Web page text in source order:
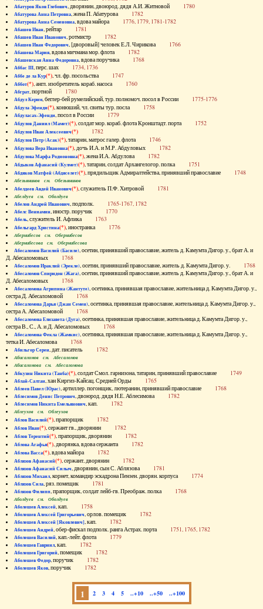
Абатуров Яков Глебович, дворянин, двоюрод. дядя А.И. Житновой 1780
Абатурова Анна Петровна, жена П. Абатурова 1782
Абатурова Анна Семеновна, вдова майора 1776, 1779, 1781-1782
Абашев Иван, рейтар 1781
Абашев Иван Иванович, ротмистр 1782
Абашев Иван Федорович, [дворовый] человек Е.Л. Чирикова 1766
Абашева Мария, вдова мичмана мор. флота 1782
Абашевская Анна Федоровна, вдова поручика 1768
Аббас III, перс. шах 1734, 1736
Аббе де ла Кур(*), чл. фр. посольства 1747
Аббот(*), англ. изобретатель кораб. насоса 1760
Абграт, портной 1780
Абдул Керим, беглер-бей румелийский, тур. полномоч. посол в России 1775-1776
Абдула Эфенди(*), конюший, чл. свиты тур. посла 1758
Абдуласах-Эфенди, посол в России 1779
Абдулов Даниил (Мамет)(*), солдат мор. кораб. флота Кронштадт. порта 1752
Абдулов Иван Алексеевич(*) 1782
Абдулов Петр (Асак)(*), татарин, матрос галер. флота 1746
Абдулова Вера Ивановна(*), дочь И.А. и М.Р. Абдуловых 1782
Абдулова Марфа Родионовна(*), жена И.А. Абдулова 1782
Абдыков Афанасий (Кулмет)(*), татарин, солдат Архангелогор. полка 1751
Абдяков Матфей (Абдяселет)(*), прядильщик Адмиралтейства, принявший православие 1748
Абезьянинов см. Обезьянинов
Абелдеев Авдей Иванович(*), служитель П.Ф. Хитровой 1781
Абелдуев см. Оболдуев
Абелов Андрей Иванович, подполк. 1765-1767, 1782
Абелс Вениамин, иностр. поручик 1770
Абель, служитель И. Афлика 1763
Абельгард Христина(*), иностранка 1776
Абернибесов см. Обернибесов
Абернибесова см. Обернибесова
Абесаломов Василий (Басиле), осетин, принявший православие, житель д. Камумта Дигор. у., брат А. и
Д. Абесаломовых 1768
Абесаломов Ираклий (Эрекле), осетин, принявший православие, житель д. Камумта Дигор. у. 1768
Абесаломов Спиридон (Жага), осетин, принявший православие, житель д. Камумта Дигор. у., брат А. и
Д. Абесаломовых 1768
Абесаломова Агрипина (Жантуте), осетинка, принявшая православие, жительница д. Камумта Дигор. у.,
сестра Д. Абесаломовой 1768
Абесаломова Дарья (Джан Семен), осетинка, принявшая православие, жительница д. Камумта Дигор. у.,
сестра А. Абесаломовой 1768
Абесаломова Елизавета (Дуга), осетинка, принявшая православие, жительница д. Камумта Дигор. у.,
сестра В., С., А. и Д. Абесаломовых 1768
Абесаломова Фекла (Жамкис), осетинка, принявшая православие, жительница д. Камумта Дигор. у.,
тетка И. Абесаломова 1768
Абильгор Серен, дат. писатель 1782
Абисаломов см. Абесаломов
Абисаломова см. Абесаломова
Абкузин Никита (Танба)(*), солдат Смол. гарнизона, татарин, принявший православие 1749
Аблай-Салтан, хан Киргиз-Кайсац. Средней Орды 1765
Аблеев Павел (Юрас), артиллер. погонщик, лютеранин, принявший православие 1768
Аблесимов Денис Петрович, двоюрод. дядя Н.Е. Аблесимова 1782
Аблесимов Никита Емельянович, кап. 1782
Аблеухов см. Облеухов
Аблов Василий(*), прапорщик 1782
Аблов Иван(*), сержант гв., дворянин 1782
Аблов Терентий(*), прапорщик, дворянин 1782
Аблова Агафья(*), дворянка, вдова сержанта 1782
Аблова Васса(*), вдова майора 1782
Аблязов Афанасий(*), сержант, дворянин 1782
Аблязов Афанасий Силыч, дворянин, сын С. Аблязова 1781
Аблязов Михаил, корнет, командир эскадрона Пензен. дворян. корпуса 1774
Аблязов Сила, ряз. помещик 1781
Аблязов Филипп, прапорщик, солдат лейб-гв. Преображ. полка 1768
Аболдуев см. Оболдуев
Аболешев Алексей, кап. 1758
Аболешев Алексей Григорьевич, орлов. помещик 1782
Аболешев Алексей [Яковлевич], кап. 1782
Аболешев Андрей, обер-фискал подполк. ранга Астрах. порта 1751, 1765, 1782
Аболешев Василий, кап.-лейт. флота 1779
Аболешев Гавриил, кап. 1782
Аболешев Григорий, помещик 1782
Аболешев Федор, поручик 1782
Аболешев Яков, поручик 1782
1 2 3 4 5 ..+10 ..+50 ..+100